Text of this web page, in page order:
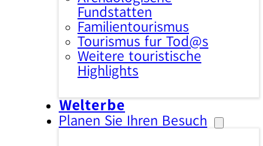
Fundstätten
Familientourismus
Tourismus für Tod@s
Weitere touristische
Highlights
Welterbe
Planen Sie Ihren Besuch